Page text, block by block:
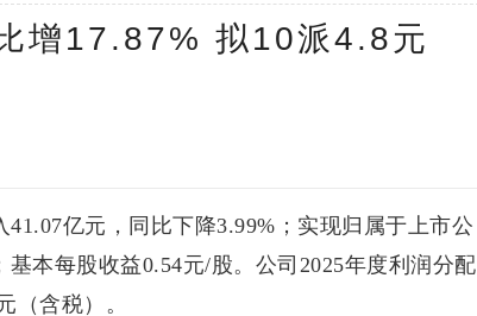
增17.87% 拟10派4.8元
亿元，同比下降3.99%；实现归属于上市公
本每股收益0.54元/股。公司2025年度利润分配
（含税）。